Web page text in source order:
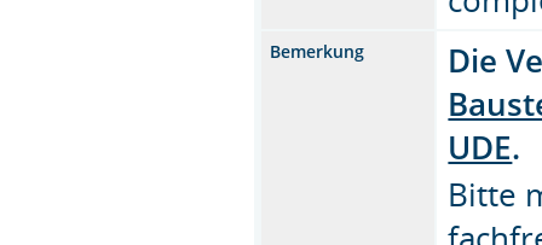
Bemerkung
Die
UDE.
Bitte